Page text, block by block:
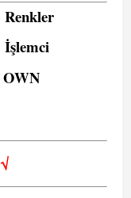
Renkler
İşlemci
OWN
√